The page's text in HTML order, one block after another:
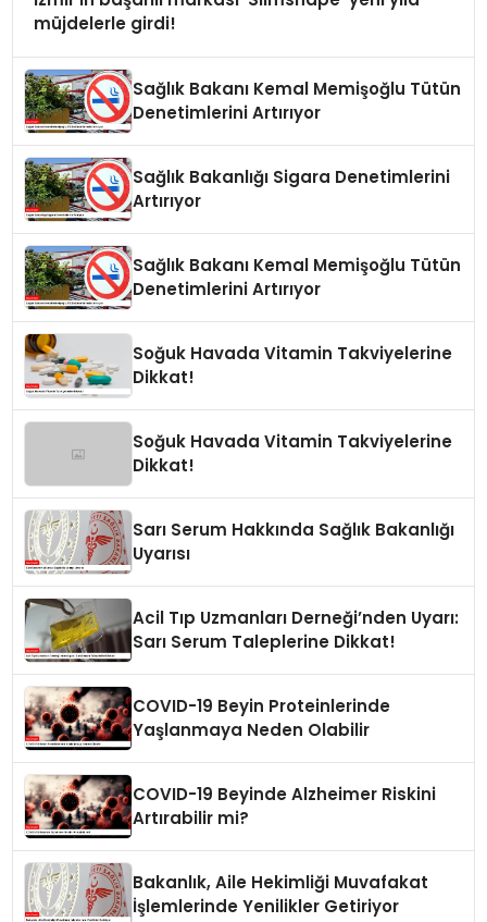
müjdelerle girdi!
Sağlık Bakanı Kemal Memişoğlu Tütün
Denetimlerini Artırıyor
Sağlık Bakanlığı Sigara Denetimlerini
Artırıyor
Sağlık Bakanı Kemal Memişoğlu Tütün
Denetimlerini Artırıyor
Soğuk Havada Vitamin Takviyelerine
Dikkat!
Soğuk Havada Vitamin Takviyelerine
Dikkat!
Sarı Serum Hakkında Sağlık Bakanlığı
Uyarısı
Acil Tıp Uzmanları Derneği’nden Uyarı:
Sarı Serum Taleplerine Dikkat!
COVID-19 Beyin Proteinlerinde
Yaşlanmaya Neden Olabilir
COVID-19 Beyinde Alzheimer Riskini
Artırabilir mi?
Bakanlık, Aile Hekimliği Muvafakat
İşlemlerinde Yenilikler Getiriyor